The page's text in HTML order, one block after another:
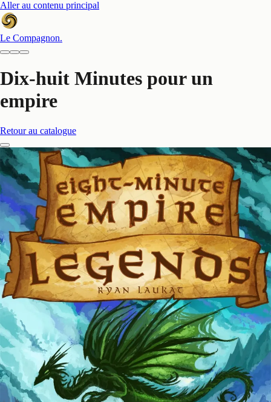
Aller au contenu principal
Le Compagnon.
Dix-huit Minutes pour un
empire
Retour au catalogue